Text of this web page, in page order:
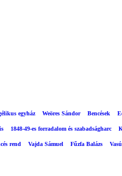
egyház Weöres Sándor Bencések
1848-49-es forradalom és szabadságharc
rend Vajda Sámuel Fűzfa Balázs